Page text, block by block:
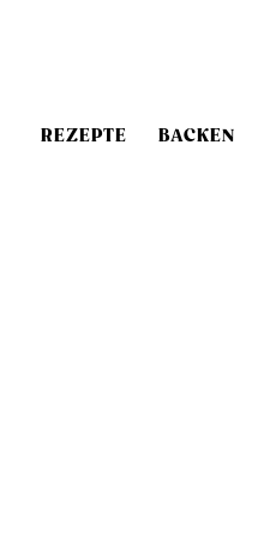
REZEPTE BACKEN